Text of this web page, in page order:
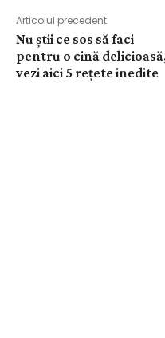
Articolul precedent
Nu știi ce sos să faci
pentru o cină
vezi aici 5 rețete inedite